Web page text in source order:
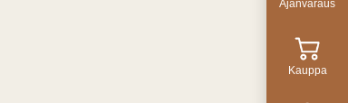
Ajanvaraus
Kauppa